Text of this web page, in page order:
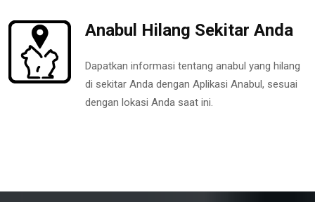
Anabul Hilang Sekitar Anda
Dapatkan informasi tentang anabul yang hilang
di sekitar Anda dengan Aplikasi Anabul, sesuai
dengan lokasi Anda saat ini.